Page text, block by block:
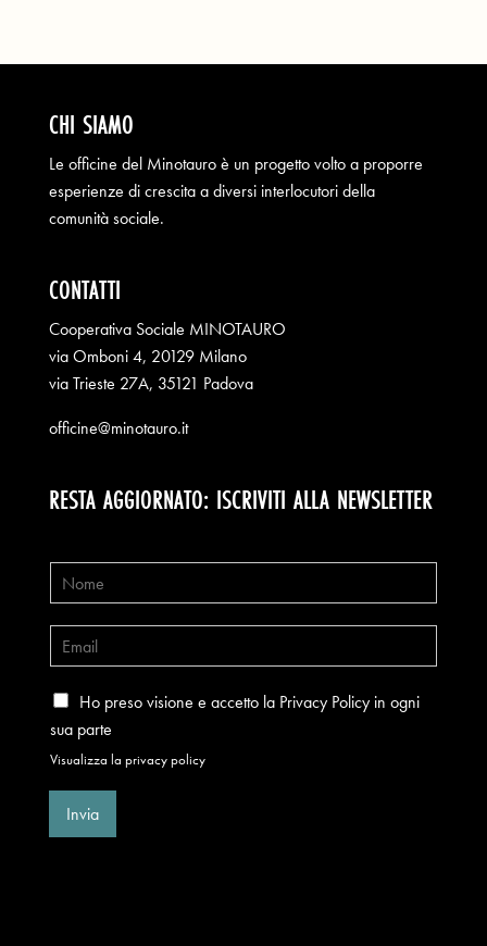
CHI SIAMO
Le officine del Minotauro è un progetto volto a proporre
esperienze di crescita a diversi interlocutori della
comunità sociale.
CONTATTI
Cooperativa Sociale MINOTAURO
via Omboni 4, 20129 Milano
via Trieste 27A, 35121 Padova
officine@minotauro.it
RESTA AGGIORNATO: ISCRIVITI ALLA NEWSLETTER
Ho preso visione e accetto la Privacy Policy in ogni
sua parte
Visualizza la privacy policy
Invia